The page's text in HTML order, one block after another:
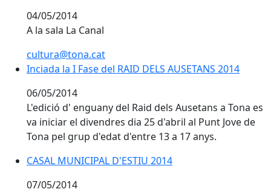
04/05/2014
A la sala La Canal
cultura@tona.cat
Inciada la I Fase del RAID DELS AUSETANS 2014
Inciada la I Fase del RAID DELS AUSETANS 2014
06/05/2014
L'edició d' enguany del Raid dels Ausetans a Tona es
va iniciar el divendres dia 25 d'abril al Punt Jove de
Tona pel grup d'edat d'entre 13 a 17 anys.
CASAL MUNICIPAL D'ESTIU 2014
CASAL MUNICIPAL D'ESTIU 2014
07/05/2014